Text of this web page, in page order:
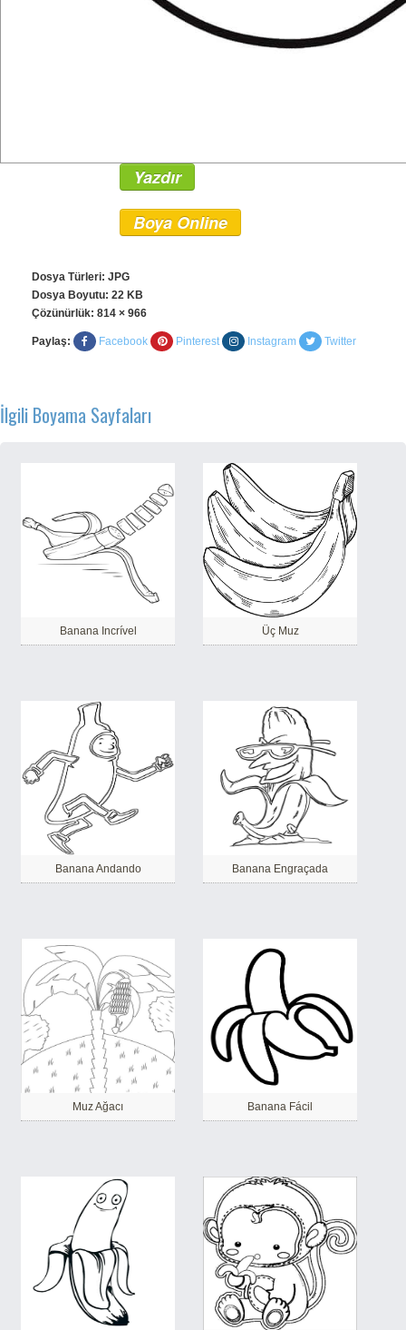
Yazdır
Boya Online
Dosya Türleri: JPG
Dosya Boyutu: 22 KB
Çözünürlük: 814 × 966
Paylaş: Facebook Pinterest Instagram Twitter
İlgili Boyama Sayfaları
Banana Incrível Üç Muz
Banana Andando Banana Engraçada
Muz Ağacı Banana Fácil